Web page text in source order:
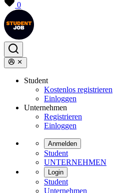
0
Student
Kostenlos registrieren
Einloggen
Unternehmen
Registrieren
Einloggen
Anmelden
Student
UNTERNEHMEN
Login
Student
Unternehmen